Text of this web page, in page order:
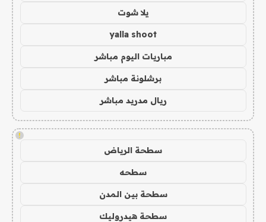
يلا شوت
yalla shoot
مباريات اليوم مباشر
برشلونة مباشر
ريال مدريد مباشر
!
سطحة الرياض
سطحه
سطحة بين المدن
سطحة هيدروليك